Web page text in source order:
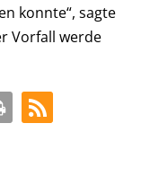
konnte“, sagte
Vorfall werde